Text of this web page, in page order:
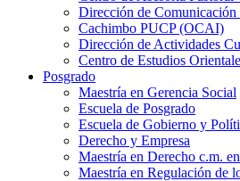
Dirección de
Cachimbo PUCP (OCAI)
Dirección de Actividades
Centro de Estudios
Posgrado
Maestría en Gerencia Social
Escuela de Posgrado
Escuela de Gobierno y
Derecho y Empresa
Maestría en Derecho c.m.
Maestría en Regulación de